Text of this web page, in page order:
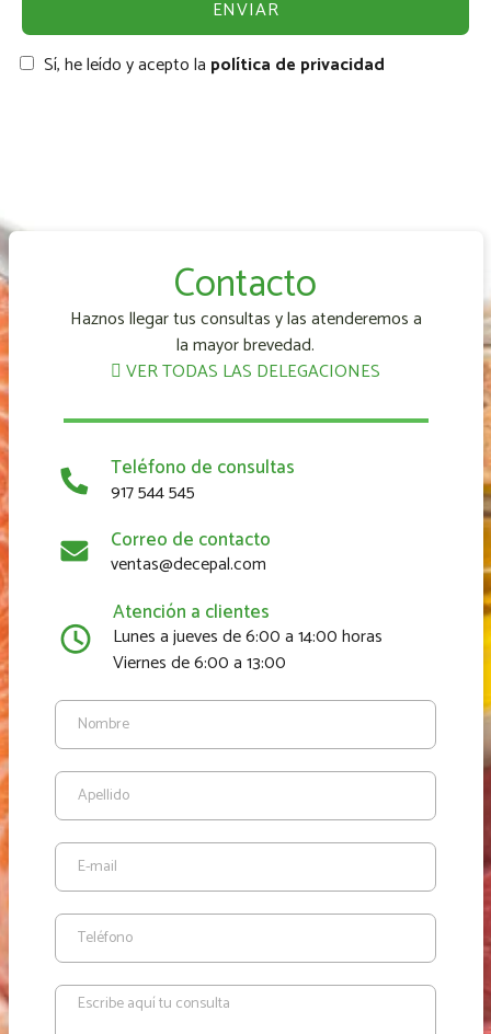
Sí, he leído y acepto la política de privacidad
Contacto
Haznos llegar tus consultas y las atenderemos a
la mayor brevedad.
VER TODAS LAS DELEGACIONES
Teléfono de consultas
917 544 545
Correo de contacto
ventas@decepal.com
Atención a clientes
Lunes a jueves de 6:00 a 14:00 horas
Viernes de 6:00 a 13:00